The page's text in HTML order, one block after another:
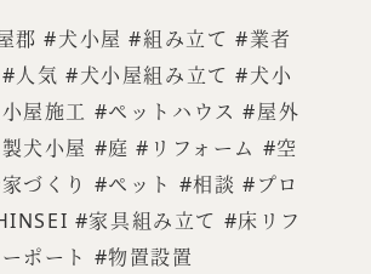
郡 #犬小屋 #組み立て #業者
人気 #犬小屋組み立て #犬小
屋施工 #ペットハウス #屋外
犬小屋 #庭 #リフォーム #空
づくり #ペット #相談 #プロ
#家具組み立て #床リフ
ポート #物置設置